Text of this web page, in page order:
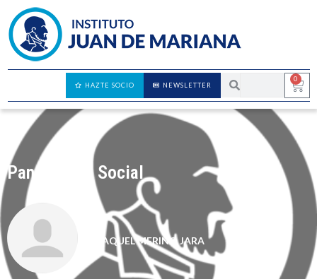
0
NEWSLETTER
HAZTE SOCIO
Panorámica Social
RAQUEL MERINO JARA